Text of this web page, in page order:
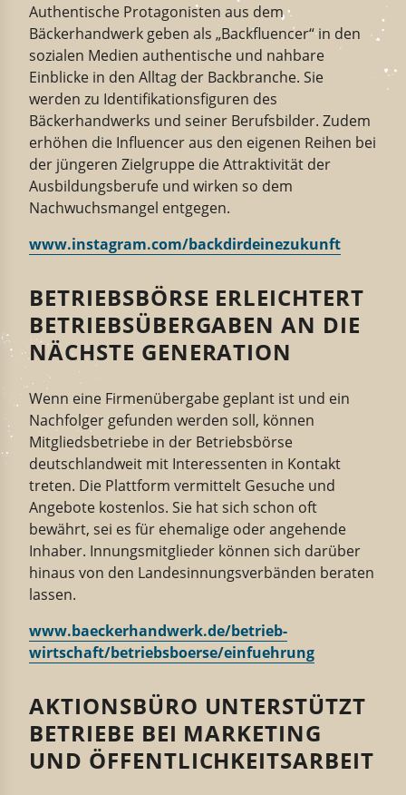
Authentische Protagonisten aus dem
Bäckerhandwerk geben als „Backfluencer“ in den
sozialen Medien authentische und nahbare
Einblicke in den Alltag der Backbranche. Sie
werden zu Identifikationsfiguren des
Bäckerhandwerks und seiner Berufsbilder. Zudem
erhöhen die Influencer aus den eigenen Reihen bei
der jüngeren Zielgruppe dieAttraktivität der
Ausbildungsberufe und wirken so dem
Nachwuchsmangel entgegen.
www.instagram.com/backdirdeinezukunft
BETRIEBSBÖRSE ERLEICHTERT
BETRIEBSÜBERGABEN AN DIE
NÄCHSTE GENERATION
Wenn eine Firmenübergabe geplant ist und ein
Nachfolger gefunden werden soll, können
Mitgliedsbetriebe in der Betriebsbörse
deutschlandweit mit Interessenten in Kontakt
treten. Die Plattform vermittelt Gesuche und
Angebote kostenlos. Sie hat sich schon oft
bewährt, sei es für ehemalige oder angehende
Inhaber. Innungsmitglieder können sich darüber
hinaus von den Landesinnungsverbänden beraten
lassen.
www.baeckerhandwerk.de/betrieb-
wirtschaft/betriebsboerse/einfuehrung
AKTIONSBÜRO UNTERSTÜTZT
BETRIEBE BEI MARKETING
UND ÖFFENTLICHKEITSARBEIT